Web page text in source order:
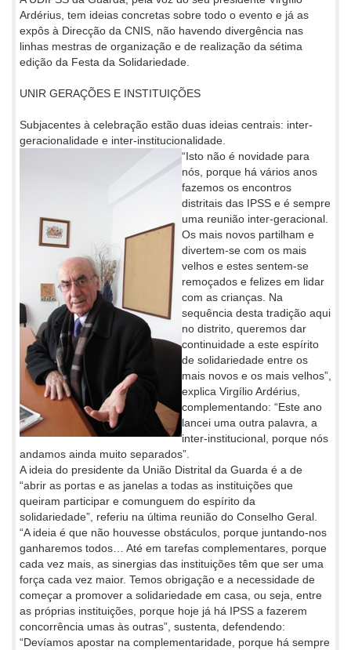
Ardérius, tem ideias concretas sobre todo o evento e já as
expôs à Direcção da CNIS, não havendo divergência nas
linhas mestras de organização e de realização da sétima
edição da Festa da Solidariedade.
UNIR GERAÇÕES E INSTITUIÇÕES
Subjacentes à celebração estão duas ideias centrais: inter-
geracionalidade e inter-institucionalidade.
“Isto não é novidade para
nós, porque há vários anos
fazemos os encontros
distritais das IPSS e é sempre
uma reunião inter-geracional.
Os mais novos partilham e
divertem-se com os mais
velhos e estes sentem-se
remoçados e felizes em lidar
com as crianças. Na
sequência desta tradição aqui
no distrito, queremos dar
continuidade a este espírito
de solidariedade entre os
mais novos e os mais velhos”,
explica Virgílio Ardérius,
complementando: “Este ano
lancei uma outra palavra, a
inter-institucional, porque nós
andamos ainda muito separados”.
A ideia do presidente da União Distrital da Guarda é a de
“abrir as portas e as janelas a todas as instituições que
queiram participar e comunguem do espírito da
solidariedade”, referiu na última reunião do Conselho Geral.
“A ideia é que não houvesse obstáculos, porque juntando-nos
ganharemos todos… Até em tarefas complementares, porque
cada vez mais, as sinergias das instituições têm que ser uma
força cada vez maior. Temos obrigação e a necessidade de
começar a promover a solidariedade em casa, ou seja, entre
as próprias instituições, porque hoje já há IPSS a fazerem
concorrência umas às outras”, sustenta, defendendo:
“Devíamos apostar na complementaridade, porque há sempre